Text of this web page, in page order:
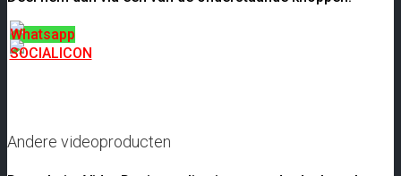
Andere videoproducten